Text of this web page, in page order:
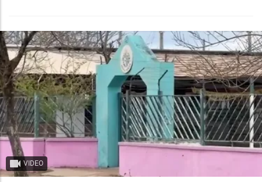
VIDEO